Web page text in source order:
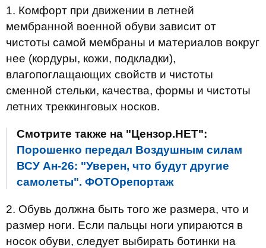
1. Комфорт при движении в летней
мембранной военной обуви зависит от
чистоты самой мембраны и материалов вокруг
нее (кордуры, кожи, подкладки),
влагопоглащающих свойств и чистоты
сменной стельки, качества, формы и чистоты
летних треккинговых носков.
Смотрите также на "Цензор.НЕТ":
Порошенко передал Воздушным силам
ВСУ Ан-26: "Уверен, что будут другие
самолеты". ФОТОрепортаж
2. Обувь должна быть того же размера, что и
размер ноги. Если пальцы ноги упираются в
носок обуви, следует выбирать ботинки на